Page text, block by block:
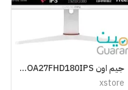
جيم اون GOA27FHD180IPS شاشة الالعاب ارتك برو 27بوصة فل اتش دي, معدل تحديث 180 هرتز, ام بي ار تي 0.5 مللي ثانية, اي بي اس (تدعم بلايستيشن 5) - أبيض
xstore